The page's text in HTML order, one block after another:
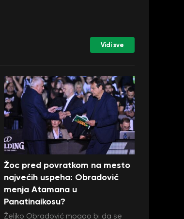
Vidi sve
Žoc pred povratkom na mesto
najvećih uspeha: Obradović
menja Atamana u
Panatinaikosu?
Željko Obradović mogao bi da se